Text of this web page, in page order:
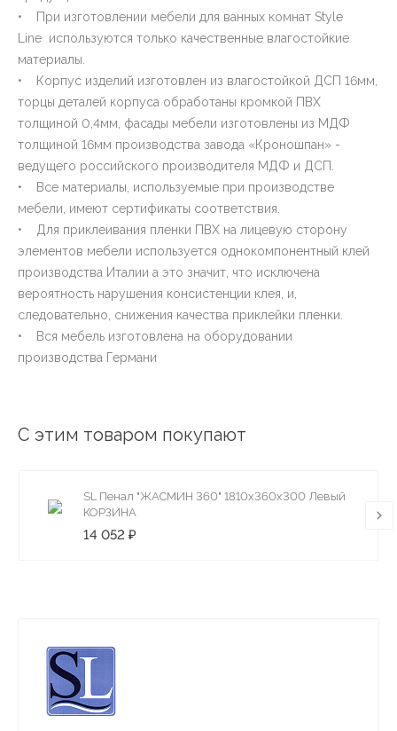
• При изготовлении мебели для ванных комнат Style
Line используются только качественные влагостойкие
материалы.
• Корпус изделий изготовлен из влагостойкой ДСП 16мм,
торцы деталей корпуса обработаны кромкой ПВХ
толщиной 0,4мм, фасады мебели изготовлены из МДФ
толщиной 16мм производства завода «Кроношпан» -
ведущего российского производителя МДФ и ДСП.
• Все материалы, используемые при производстве
мебели, имеют сертификаты соответствия.
• Для приклеивания пленки ПВХ на лицевую сторону
элементов мебели используется однокомпонентный клей
производства Италии а это значит, что исключена
вероятность нарушения консистенции клея, и,
следовательно, снижения качества приклейки пленки.
• Вся мебель изготовлена на оборудовании
производства Германи
С этим товаром покупают
SL Пенал "ЖАСМИН 360" 1810х360х300 Левый
КОРЗИНА
14 052 ₽